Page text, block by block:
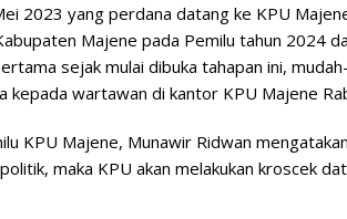
2023 yang perdana datang ke KPU
Majene pada Pemilu tahun 2024
sejak mulai dibuka tahapan ini,
kepada wartawan di kantor KPU Majene
KPU Majene, Munawir Ridwan
maka KPU akan melakukan kroscek